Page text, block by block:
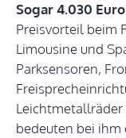
Sogar 4.030 Euro
Preisvorteil beim
Limousine und
Parksensoren,
bedeuten bei ihm